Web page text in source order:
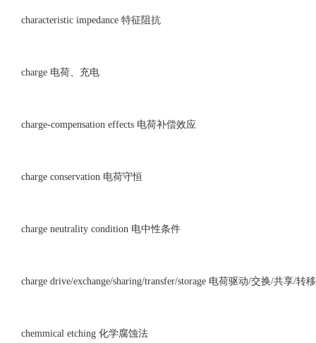
characteristic impedance 特征阻抗
charge 电荷、充电
charge-compensation effects 电荷补偿效应
charge conservation 电荷守恒
charge neutrality condition 电中性条件
charge drive/exchange/sharing/transfer/storage 电荷驱动/交换/共享/转
chemmical etching 化学腐蚀法